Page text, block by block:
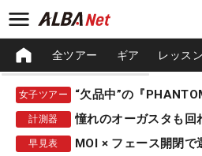
全ツアー ギア レッスン
女子ツアー “欠品中”の『
計測器
早見表